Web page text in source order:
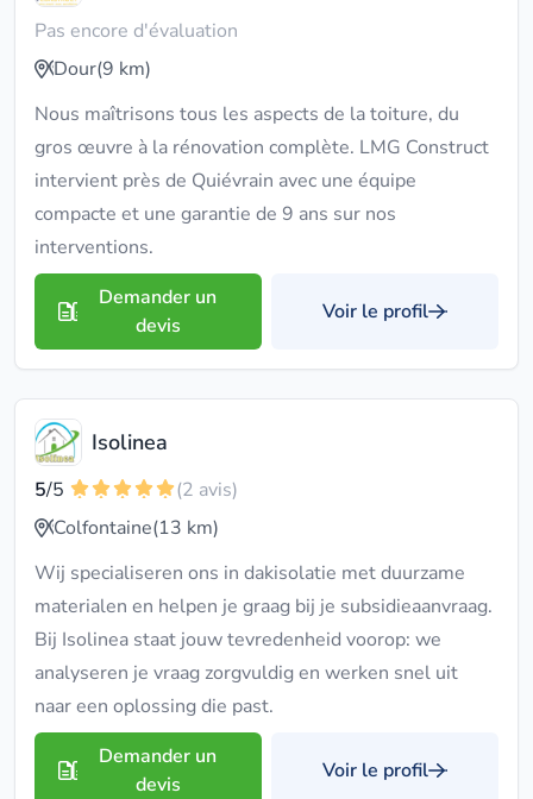
Pas encore d'évaluation
Dour(9 km)
Nous maîtrisons tous les aspects de la toiture, du
gros œuvre à la rénovation complète. LMG Construct
intervient près de Quiévrain avec une équipe
compacte et une garantie de 9 ans sur nos
interventions.
Demander un
devis
Voir le profil
Isolinea
5/5
(2 avis)
Colfontaine(13 km)
Wij specialiseren ons in dakisolatie met duurzame
materialen en helpen je graag bij je subsidieaanvraag.
Bij Isolinea staat jouw tevredenheid voorop: we
analyseren je vraag zorgvuldig en werken snel uit
naar een oplossing die past.
Demander un
devis
Voir le profil